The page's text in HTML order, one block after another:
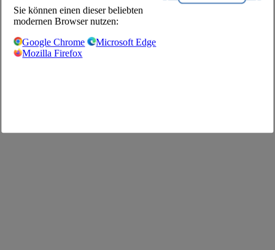
Sie können einen dieser beliebten
modernen Browser nutzen:
Google Chrome
Microsoft Edge
Mozilla Firefox
Impressum
AGB
Datenschutz
Datenschutzeinstellungen
FAQ